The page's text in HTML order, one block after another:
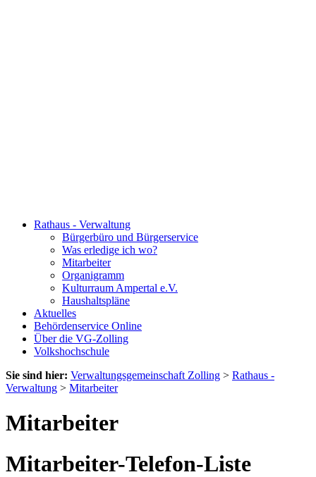
Rathaus - Verwaltung
Bürgerbüro und Bürgerservice
Was erledige ich wo?
Mitarbeiter
Organigramm
Kulturraum Ampertal e.V.
Haushaltspläne
Aktuelles
Behördenservice Online
Über die VG-Zolling
Volkshochschule
Sie sind hier: Verwaltungsgemeinschaft Zolling > Rathaus -
Verwaltung > Mitarbeiter
Mitarbeiter
Mitarbeiter-Telefon-Liste